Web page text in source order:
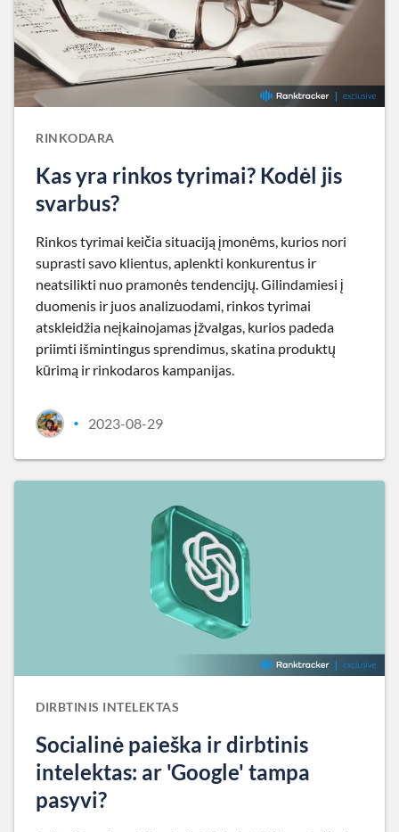
RINKODARA
Kas yra rinkos tyrimai? Kodėl jis
svarbus?
Rinkos tyrimai keičia situaciją įmonėms, kurios nori
suprasti savo klientus, aplenkti konkurentus ir
neatsilikti nuo pramonės tendencijų. Gilindamiesi į
duomenis ir juos analizuodami, rinkos tyrimai
atskleidžia neįkainojamas įžvalgas, kurios padeda
priimti išmintingus sprendimus, skatina produktų
kūrimą ir rinkodaros kampanijas.
• 2023-08-29
DIRBTINIS INTELEKTAS
Socialinė paieška ir dirbtinis
intelektas: ar 'Google' tampa
pasyvi?